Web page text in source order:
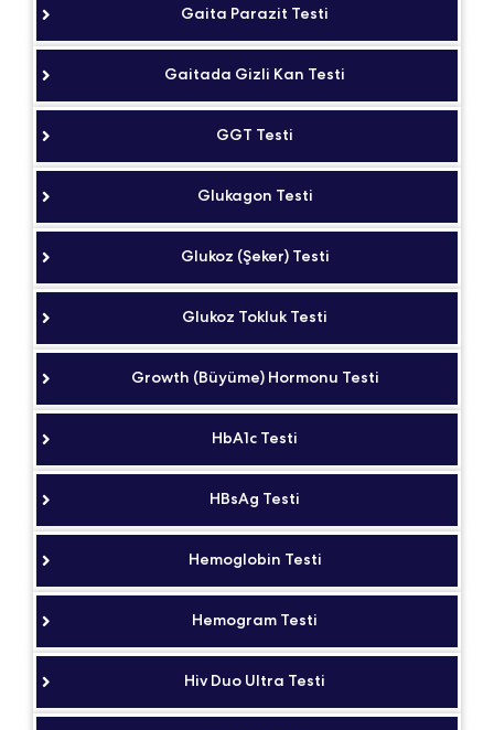
Gaita Parazit Testi
Gaitada Gizli Kan Testi
GGT Testi
Glukagon Testi
Glukoz (Şeker) Testi
Glukoz Tokluk Testi
Growth (Büyüme) Hormonu Testi
HbA1c Testi
HBsAg Testi
Hemoglobin Testi
Hemogram Testi
Hiv Duo Ultra Testi